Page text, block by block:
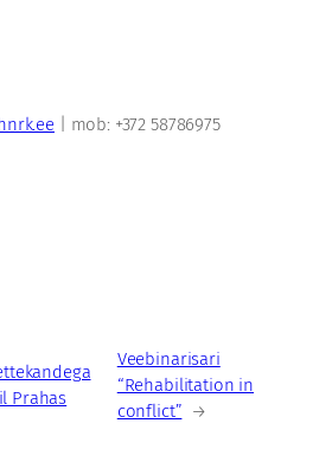
| mob: +372 58786975
Prahas
Veebinarisari
“Rehabilitation in
conflict” →